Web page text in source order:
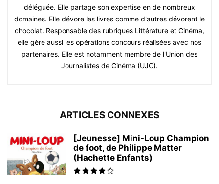
déléguée. Elle partage son expertise en de nombreux
domaines. Elle dévore les livres comme d'autres dévorent le
chocolat. Responsable des rubriques Littérature et Cinéma,
elle gère aussi les opérations concours réalisées avec nos
partenaires. Elle est notamment membre de l'Union des
Journalistes de Cinéma (UJC).
ARTICLES CONNEXES
[Jeunesse] Mini-Loup Champion
de foot, de Philippe Matter
(Hachette Enfants)